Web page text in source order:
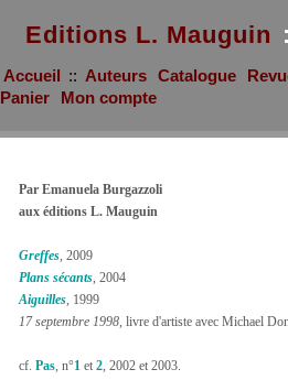
Editions L. Mauguin
Accueil :: Auteurs Catalogue
Panier
Mon compte
Par Emanuela Burgazzoli
aux éditions L. Mauguin
Greffes, 2009
Plans sécants, 2004
Aiguilles, 1999
17 septembre 1998, livre d'artiste avec Michael
cf. Pas, n°1et 2, 2002 et 2003.